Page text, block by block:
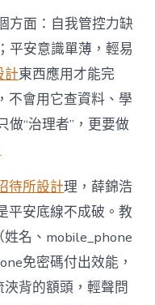
方面：自我管控力缺
平安意識單薄，輕易
計東西應用才能完
不會用它查資料、學
做“治理者”，更要做
待所設計理，薛錦浩
平安底線不成破。教
名、mobile_phone
免密碼付出效能，
背的額頭，輕聲問